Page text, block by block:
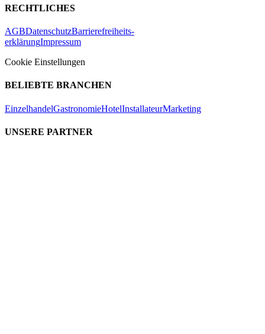
RECHTLICHES
AGBDatenschutzBarrierefreiheits-
erklärungImpressum
Cookie Einstellungen
BELIEBTE BRANCHEN
EinzelhandelGastronomieHotelInstallateurMarketing
UNSERE PARTNER